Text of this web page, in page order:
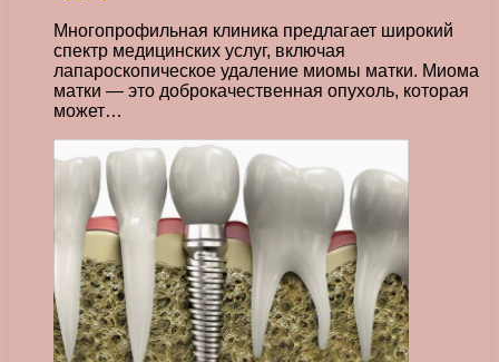
Многопрофильная клиника предлагает широкий
спектр медицинских услуг, включая
лапароскопическое удаление миомы матки. Миома
матки — это доброкачественная опухоль, которая
может…